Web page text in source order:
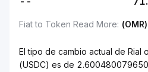
Fiat to Token Read More: (OMR)
El tipo de cambio actual de Rial
(USDC) es de